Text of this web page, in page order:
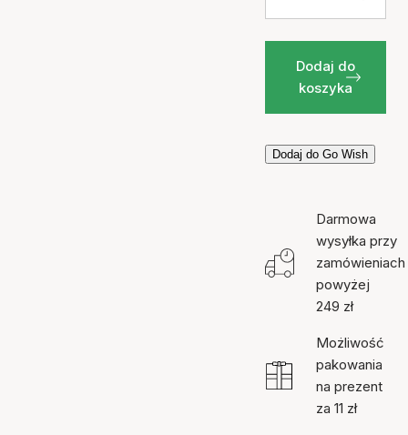
Dodaj do
koszyka
Dodaj do Go Wish
Darmowa
wysyłka przy
zamówieniach
powyżej
249 zł
Możliwość
pakowania
na prezent
za 11 zł